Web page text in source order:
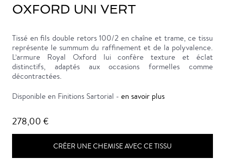
OXFORD UNI VERT
Tissé en fils double retors 100/2 en chaîne et trame, ce tissu
représente le summum du raffinement et de la polyvalence.
L’armure Royal Oxford lui confère texture et éclat
distinctifs, adaptés aux occasions formelles comme
décontractées.
Disponible en Finitions Sartorial - en savoir plus
278,00 €
CRÉER UNE CHEMISE AVEC CE TISSU